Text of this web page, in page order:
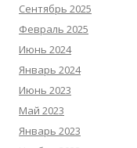
Сентябрь 2025
Февраль 2025
Июнь 2024
Январь 2024
Июнь 2023
Май 2023
Январь 2023